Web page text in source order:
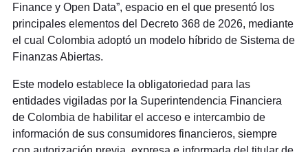
Finance y Open Data”, espacio en el que presentó los
principales elementos del Decreto 368 de 2026, mediante
el cual Colombia adoptó un modelo híbrido de Sistema de
Finanzas Abiertas.
Este modelo establece la obligatoriedad para las
entidades vigiladas por la Superintendencia Financiera
de Colombia de habilitar el acceso e intercambio de
información de sus consumidores financieros, siempre